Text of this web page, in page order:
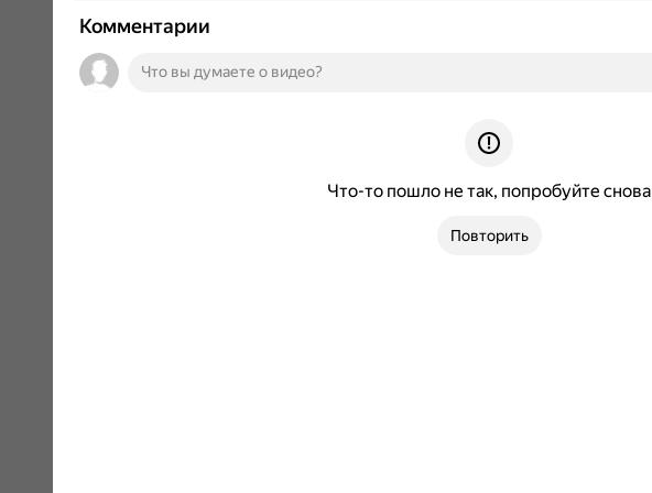
Комментарии
Что-то пошло не так, попробуйте снова
Повторить